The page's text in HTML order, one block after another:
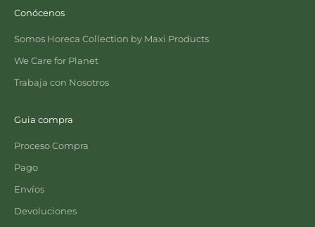
Conócenos
Somos Horeca Collection by Maxi Products
We Care for Planet
Trabaja con Nosotros
Guia compra
Proceso Compra
Pago
Envíos
Devoluciones